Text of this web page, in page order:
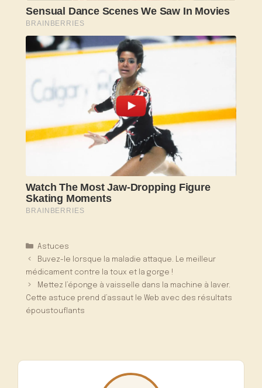
Catégories
Astuces
Buvez-le lorsque la maladie attaque. Le meilleur
médicament contre la toux et la gorge !
Mettez l’éponge à vaisselle dans la machine à laver.
Cette astuce prend d’assaut le Web avec des résultats
époustouflants